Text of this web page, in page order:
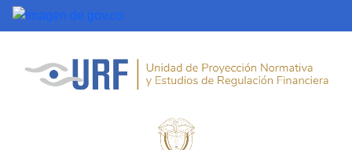
Saltar al contenido principal